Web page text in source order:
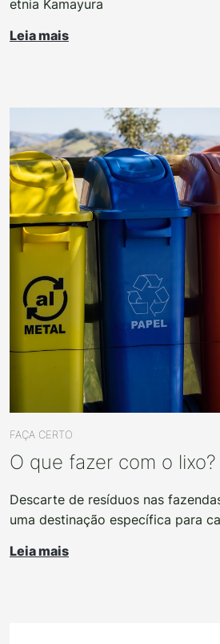
etnia Kamayura
Leia mais
FAÇA CERTO
O que fazer com o lixo?
Descarte de resíduos nas
uma destinação específica para
Leia mais